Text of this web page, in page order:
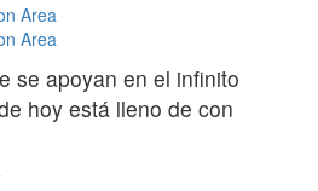
se apoyan en el infinito
hoy está lleno de con